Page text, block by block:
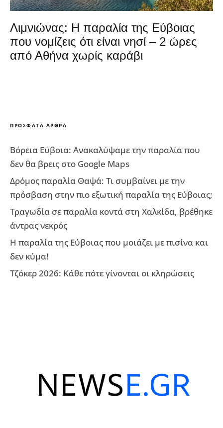
Λιμνιώνας: Η παραλία της Εύβοιας
που νομίζεις ότι είναι νησί – 2 ώρες
από Αθήνα χωρίς καράβι
ΠΡΌΣΦΑΤΑ ΆΡΘΡΑ
Βόρεια Εύβοια: Ανακαλύψαμε την παραλία που
δεν θα βρεις στο Google Maps
Δρόμος παραλία Θαψά: Τι συμβαίνει με την
πρόσβαση στην πιο εξωτική παραλία της Εύβοιας;
Τραγωδία σε παραλία κοντά στη Χαλκίδα, βρέθηκε
άντρας νεκρός
Η παραλία της Εύβοιας που μοιάζει με πισίνα και
δεν κύμα!
Τζόκερ 2026: Κάθε πότε γίνονται οι κληρώσεις